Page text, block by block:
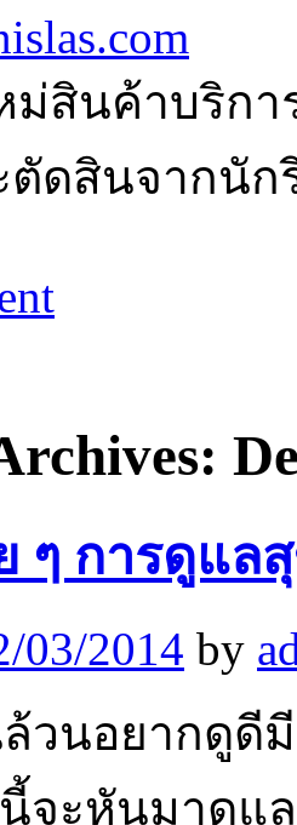
ม่สินค้าบริกา
ตัดสินจากนั
ๆ การดูแล
03/2014 by
วนอยากดูดี
จะหันมาดูแ